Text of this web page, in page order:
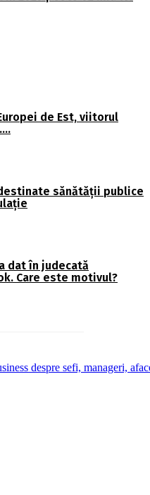
de Est, viitorul
sănătății publice
dat în judecată
Care este motivul?